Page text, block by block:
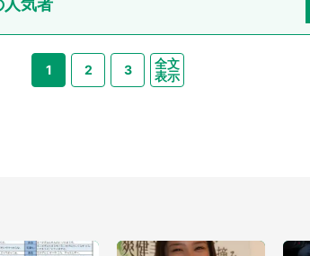
人気者
1 2 3
全文
表示